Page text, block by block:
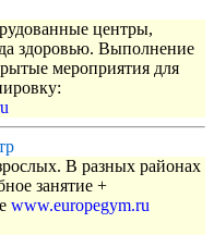
центры,
здоровью. Выполнение
мероприятия для
В разных районах
занятие +
www.europegym.ru